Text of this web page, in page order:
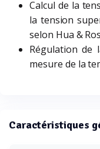
Calcul de la
la tension
selon Hua &
Régulation de
mesure de la
Caractéristiques